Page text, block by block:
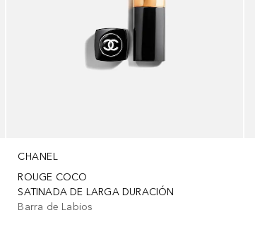
CHANEL
ROUGE COCO
SATINADA DE LARGA DURACIÓN
Barra de Labios